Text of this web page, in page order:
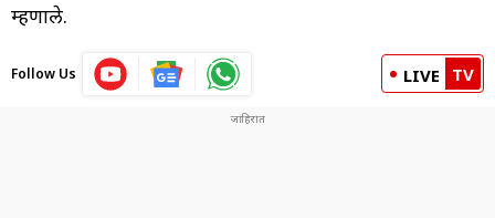
म्हणाले.
Follow Us LIVE TV